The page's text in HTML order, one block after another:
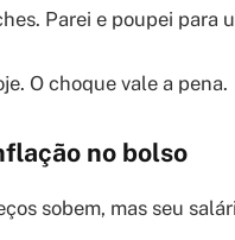
Parei e poupei para
O choque vale a pena.
no bolso
sobem, mas seu